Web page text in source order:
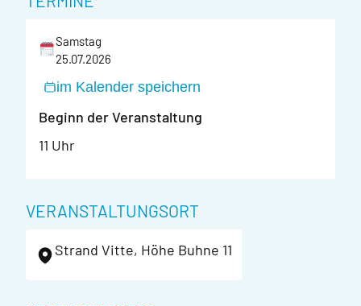
Samstag
25.07.2026
im Kalender speichern
Beginn der Veranstaltung
11 Uhr
VERANSTALTUNGSORT
Strand Vitte, Höhe Buhne 11